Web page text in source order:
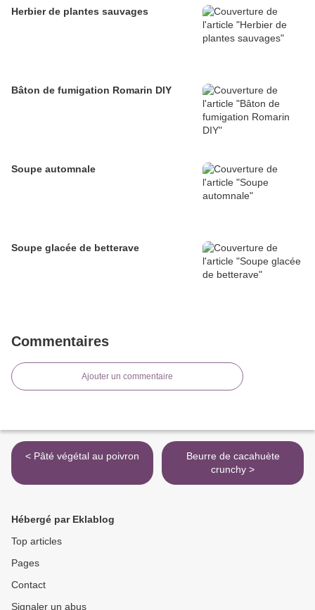
Herbier de plantes sauvages
Bâton de fumigation Romarin DIY
Soupe automnale
Soupe glacée de betterave
Commentaires
Ajouter un commentaire
< Pâté végétal au poivron
Beurre de cacahuète
crunchy >
Hébergé par Eklablog
Top articles
Pages
Contact
Signaler un abus